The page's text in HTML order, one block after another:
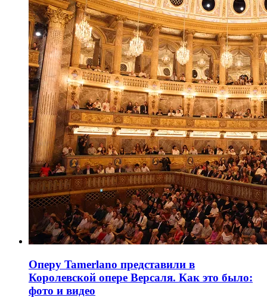
Оперу Tamerlano представили в
Королевской опере Версаля. Как это было:
фото и видео